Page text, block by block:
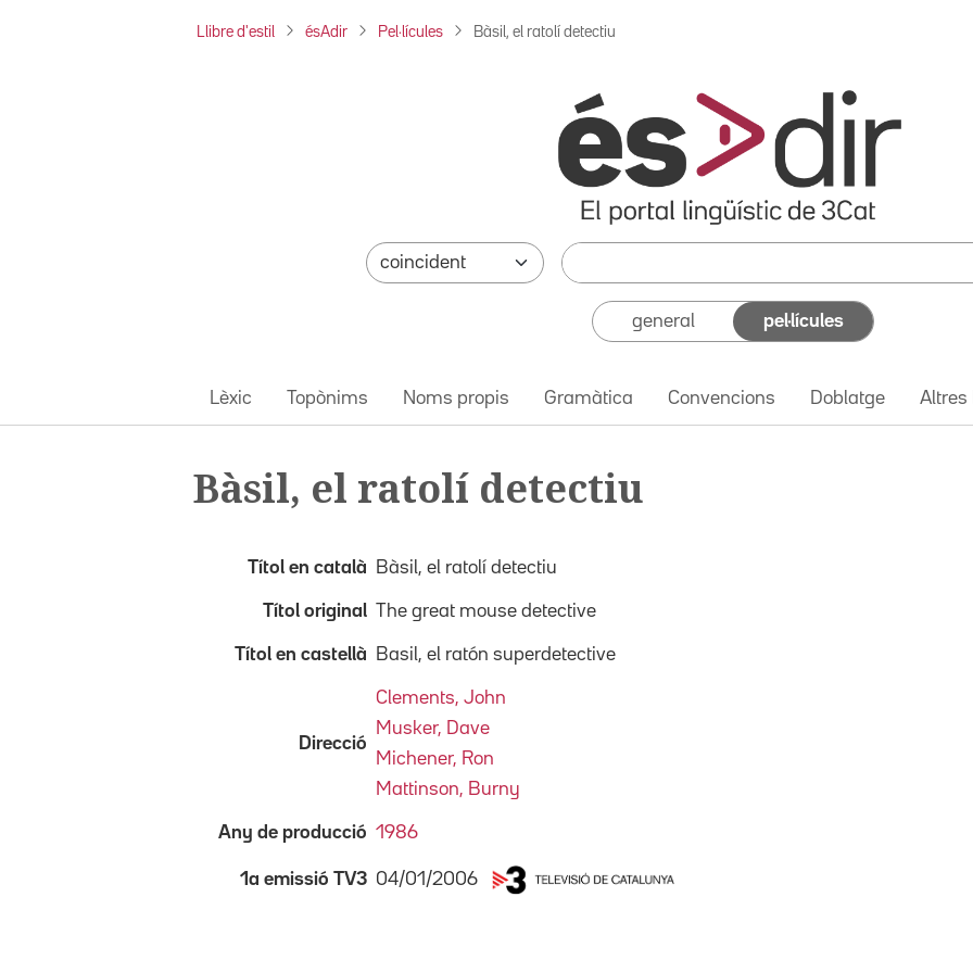
Llibre d'estil ésAdir Pel·lícules Bàsil, el ratolí detectiu
general pel·lícules
Lèxic Topònims Noms propis Gramàtica Convencions Doblatge Altres
Bàsil, el ratolí detectiu
Títol en català Bàsil, el ratolí detectiu
Títol original The great mouse detective
Títol en castellà Basil, el ratón superdetective
Direcció
Clements, John
Musker, Dave
Michener, Ron
Mattinson, Burny
Any de producció 1986
1a emissió TV3 04/01/2006